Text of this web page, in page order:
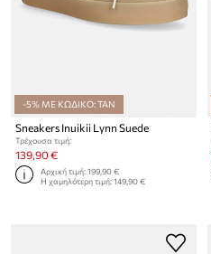
-5% ΜΕ ΚΩΔΙΚΟ: TAN
Sneakers Inuikii Lynn Suede
Τρέχουσα τιμή:
139,90 €
Αρχική τιμή:199,90 €
Η χαμηλότερη τιμή:149,90 €